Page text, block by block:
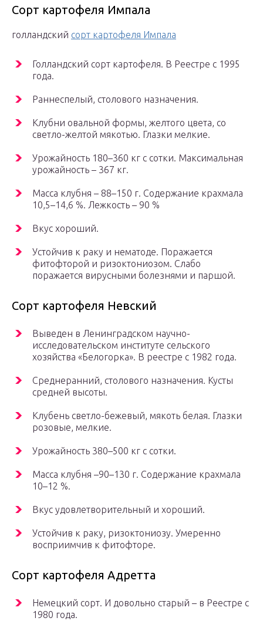
Сорт картофеля Импала
голландский сорт картофеля Импала
Голландский сорт картофеля. В Реестре с 1995
года.
Раннеспелый, столового назначения.
Клубни овальной формы, желтого цвета, со
светло-желтой мякотью. Глазки мелкие.
Урожайность 180–360 кг с сотки. Максимальная
урожайность – 367 кг.
Масса клубня – 88–150 г. Содержание крахмала
10,5–14,6 %. Лежкость – 90 %
Вкус хороший.
Устойчив к раку и нематоде. Поражается
фитофторой и ризоктониозом. Слабо
поражается вирусными болезнями и паршой.
Сорт картофеля Невский
Выведен в Ленинградском научно-
исследовательском институте сельского
хозяйства «Белогорка». В реестре с 1982 года.
Среднеранний, столового назначения. Кусты
средней высоты.
Клубень светло-бежевый, мякоть белая. Глазки
розовые, мелкие.
Урожайность 380–500 кг с сотки.
Масса клубня –90–130 г. Содержание крахмала
10–12 %.
Вкус удовлетворительный и хороший.
Устойчив к раку, ризоктониозу. Умеренно
восприимчив к фитофторе.
Сорт картофеля Адретта
Немецкий сорт. И довольно старый – в Реестре с
1980 года.